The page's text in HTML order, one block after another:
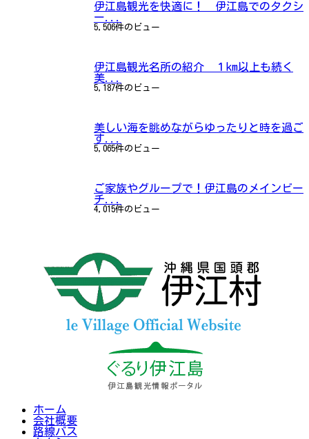
伊江島観光を快適に！ 伊江島でのタクシ
ー...
5,506件のビュー
伊江島観光名所の紹介 １km以上も続く
美...
5,187件のビュー
美しい海を眺めながらゆったりと時を過ご
す...
5,065件のビュー
ご家族やグループで！伊江島のメインビー
チ...
4,015件のビュー
ホーム
会社概要
路線バス